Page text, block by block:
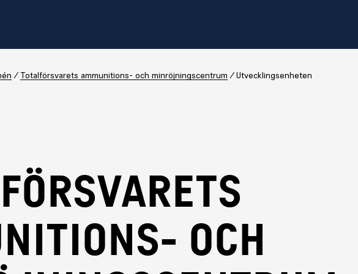
Totalförsvarets ammunitions- och minröjningscentrum Utvecklingsenheten
OCH